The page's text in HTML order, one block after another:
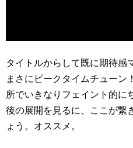
タイトルからして既に期待感
まさにピークタイムチューン
所でいきなりフェイント的に
後の展開を見るに、ここが繋
ょう。オススメ。